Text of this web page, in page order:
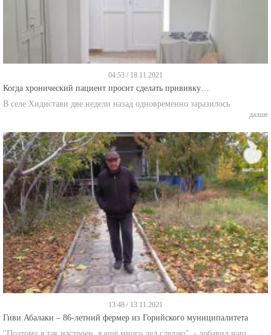
04:53 / 18.11.2021
Когда хронический пациент просит сделать прививку…
В селе Хидистави две недели назад одновременно заразилось
далше
13:48 / 13.11.2021
Гиви Абалаки – 86-летний фермер из Горийского муниципалитета